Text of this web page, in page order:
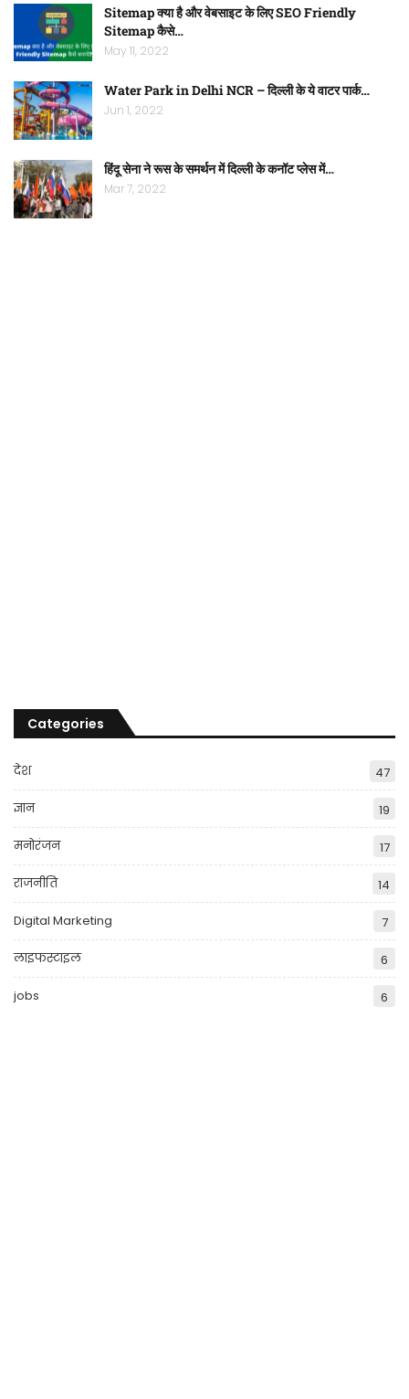
Sitemap क्या है और वेबसाइट के लिए SEO Friendly
Sitemap कैसे…
May 11, 2022
Water Park in Delhi NCR – दिल्ली के ये वाटर पार्क…
Jun 1, 2022
हिंदू सेना ने रूस के समर्थन में दिल्ली के कनॉट प्लेस में…
Mar 7, 2022
Categories
देश 47
ज्ञान 19
मनोरंजन 17
राजनीति 14
Digital Marketing 7
लाइफस्टाइल 6
jobs 6